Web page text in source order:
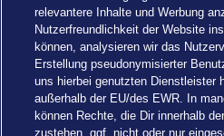
relevantere Inhalte und Werbung
Nutzerfreundlichkeit der Website
können, analysieren wir das
Erstellung pseudonymisierter
uns hierbei genutzten Dienstleister
außerhalb der EU/des EWR. In
können Rechte, die Dir innerhalb
zustehen, ggf. nicht oder nur